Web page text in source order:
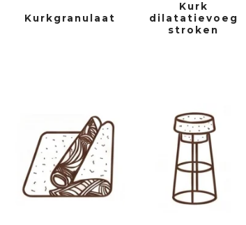
Kurkgranulaat
Kurk
dilatatievoeg
stroken